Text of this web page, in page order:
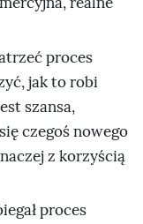
proces
jak to robi
szansa,
czegoś nowego
z korzyścią
proces